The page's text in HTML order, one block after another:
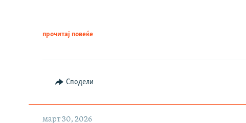
прочитај повеќе
Сподели
март 30, 2026